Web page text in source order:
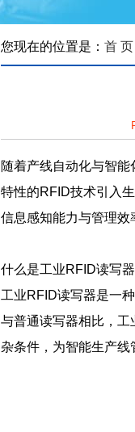
您现在的位置是： 首 页
随着产线自动化与智
特性的RFID技术引入
信息感知能力与管理效
什么是工业RFID读写器
工业RFID读写器是一
与普通读写器相比，
杂条件，为智能生产线